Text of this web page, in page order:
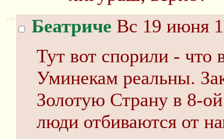
>> Беатриче Вс 19 июня
Тут вот спорили - что
Уминекам реальны.
Золотую Страну в 8-
люди отбиваются от